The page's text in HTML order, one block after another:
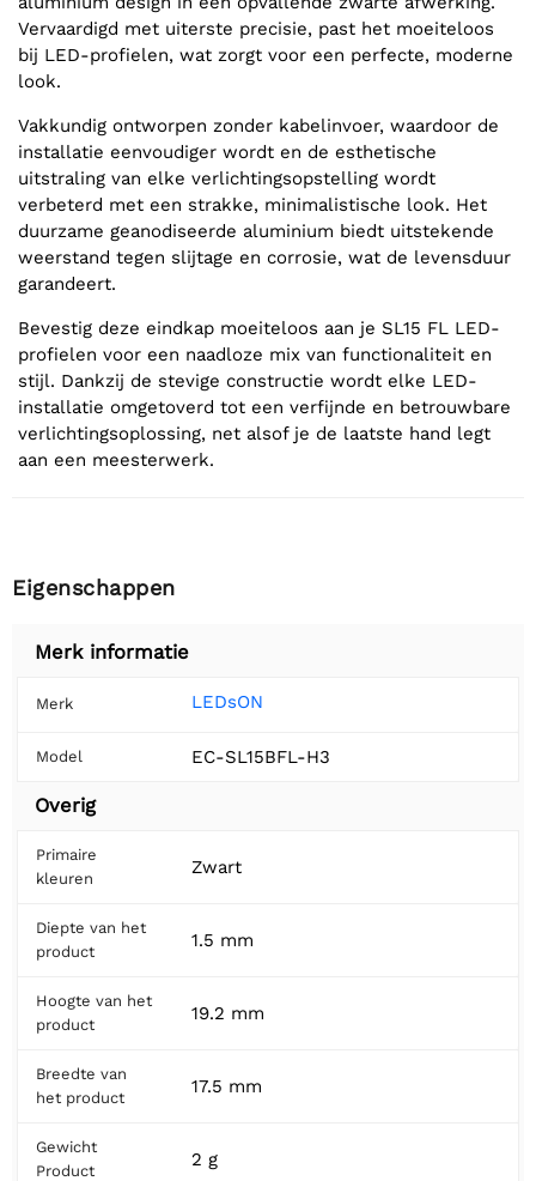
Vervaardigd met uiterste precisie, past het moeiteloos
bij LED-profielen, wat zorgt voor een perfecte, moderne
look.
Vakkundig ontworpen zonder kabelinvoer, waardoor de
installatie eenvoudiger wordt en de esthetische
uitstraling van elke verlichtingsopstelling wordt
verbeterd met een strakke, minimalistische look. Het
duurzame geanodiseerde aluminium biedt uitstekende
weerstand tegen slijtage en corrosie, wat de levensduur
garandeert.
Bevestig deze eindkap moeiteloos aan je SL15 FL LED-
profielen voor een naadloze mix van functionaliteit en
stijl. Dankzij de stevige constructie wordt elke LED-
installatie omgetoverd tot een verfijnde en betrouwbare
verlichtingsoplossing, net alsof je de laatste hand legt
aan een meesterwerk.
Eigenschappen
Merk informatie
Merk LEDsON
Model EC-SL15BFL-H3
Overig
Primaire
kleuren
Zwart
Diepte van het
product
1.5 mm
Hoogte van het
product
19.2 mm
Breedte van
het product
17.5 mm
Gewicht
Product
2 g